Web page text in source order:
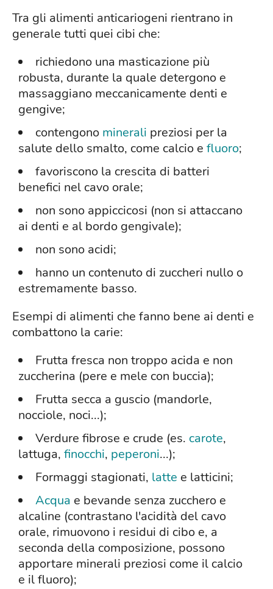
Tra gli alimenti anticariogeni rientrano in
generale tutti quei cibi che:
richiedono una masticazione più
robusta, durante la quale detergono e
massaggiano meccanicamente denti e
gengive;
contengono minerali preziosi per la
salute dello smalto, come calcio e fluoro;
favoriscono la crescita di batteri
benefici nel cavo orale;
non sono appiccicosi (non si attaccano
ai denti e al bordo gengivale);
non sono acidi;
hanno un contenuto di zuccheri nullo o
estremamente basso.
Esempi di alimenti che fanno bene ai denti e
combattono la carie:
Frutta fresca non troppo acida e non
zuccherina (pere e mele con buccia);
Frutta secca a guscio (mandorle,
nocciole, noci...);
Verdure fibrose e crude (es. carote,
lattuga, finocchi, peperoni...);
Formaggi stagionati, latte e latticini;
Acqua e bevande senza zucchero e
alcaline (contrastano l'acidità del cavo
orale, rimuovono i residui di cibo e, a
seconda della composizione, possono
apportare minerali preziosi come il calcio
e il fluoro);